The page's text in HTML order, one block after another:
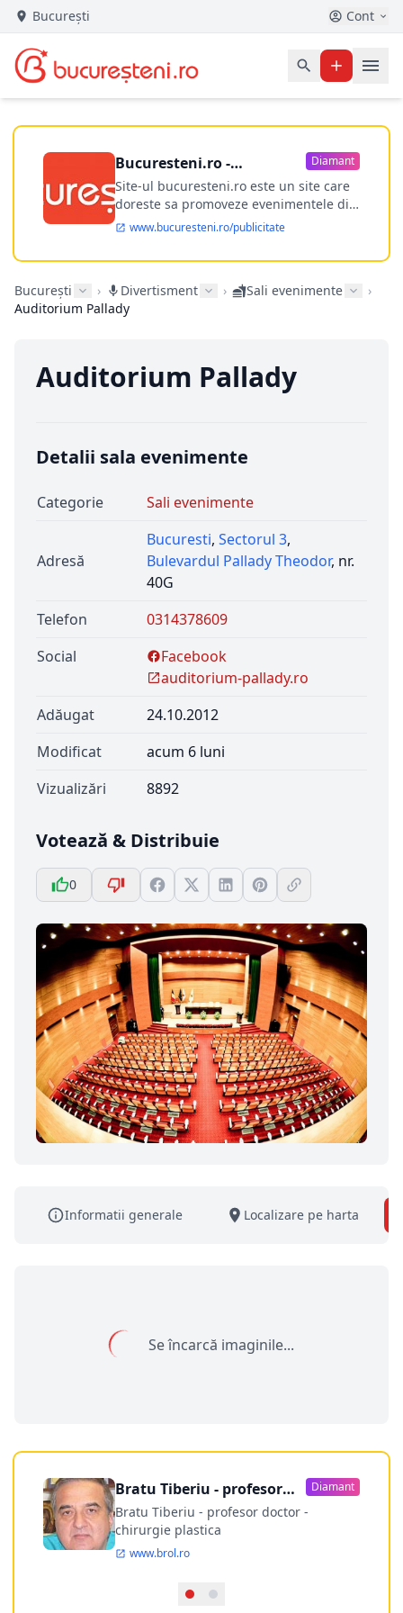
București Cont
Bucuresteni.ro -
publicitate online
Diamant
Site-ul bucuresteni.ro este un site care
doreste sa promoveze evenimentele din
Bucuresti si nu numai, sa puna la
dispozitia utilizatorului cea mai
performanta harta electronica a
ofere posibilitatea firmel...
www.bucuresteni.ro/publicitate
București › Divertisment › Sali evenimente
›
Auditorium Pallady
Auditorium Pallady
Detalii sala evenimente
Categorie Sali evenimente
Adresă
Bucuresti, Sectorul 3,
Bulevardul Pallady Theodor, nr.
40G
Telefon
0314378609
Social
Facebook
auditorium-pallady.ro
Adăugat
24.10.2012
Modificat
acum 6 luni
Vizualizări
8892
Votează & Distribuie
0
Informatii generale Localizare pe harta
Se încarcă imaginile...
Bratu Tiberiu - profesor
doctor
Diamant
Bratu Tiberiu - profesor doctor -
chirurgie plastica
www.brol.ro